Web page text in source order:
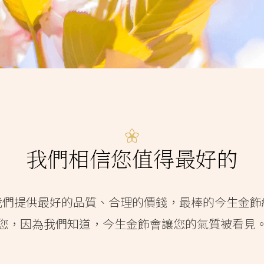
我們相信您值得最好的
提供最好的品質、合理的價錢，最棒的今生金
，因為我們知道，今生金飾會讓您的氣質被看見